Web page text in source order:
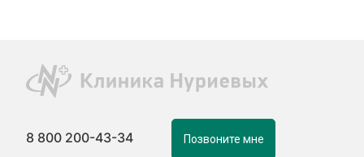
8 800 200-43-34 Позвоните мне